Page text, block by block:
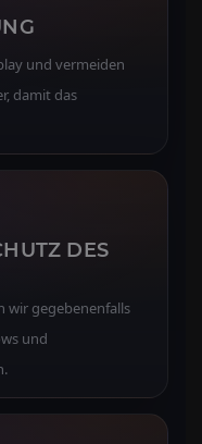
und vermeiden
damit das
DES K
wir gegebenenfalls
und